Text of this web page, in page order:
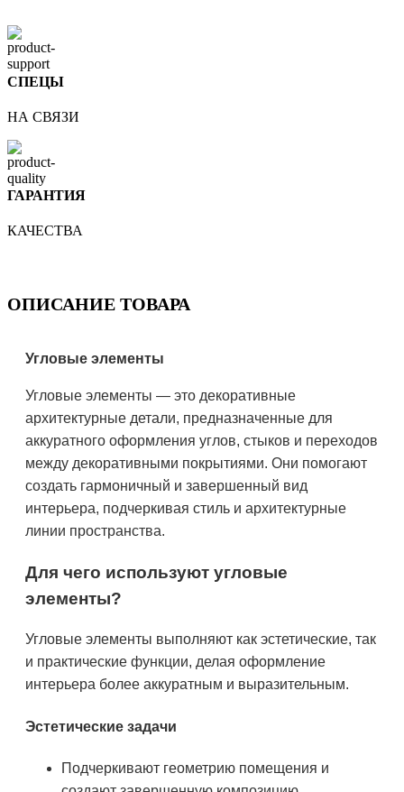
СПЕЦЫ
НА СВЯЗИ
ГАРАНТИЯ
КАЧЕСТВА
ОПИСАНИЕ ТОВАРА
Угловые элементы
Угловые элементы — это декоративные
архитектурные детали, предназначенные для
аккуратного оформления углов, стыков и переходов
между декоративными покрытиями. Они помогают
создать гармоничный и завершенный вид
интерьера, подчеркивая стиль и архитектурные
линии пространства.
Для чего используют угловые
элементы?
Угловые элементы выполняют как эстетические, так
и практические функции, делая оформление
интерьера более аккуратным и выразительным.
Эстетические задачи
Подчеркивают геометрию помещения и